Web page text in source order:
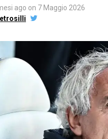
ago on 7 Maggio 2026